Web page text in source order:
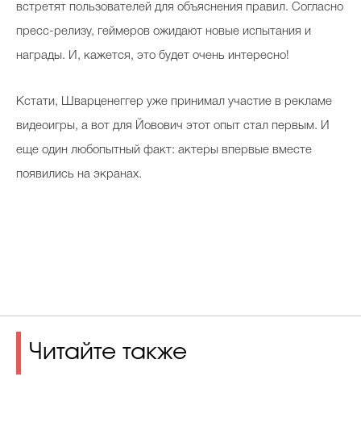
встретят пользователей для объяснения правил. Согласно
пресс-релизу, геймеров ожидают новые испытания и
награды. И, кажется, это будет очень интересно!
Кстати, Шварценеггер уже принимал участие в рекламе
видеоигры, а вот для Йовович этот опыт стал первым. И
еще один любопытный факт: актеры впервые вместе
появились на экранах.
Читайте также